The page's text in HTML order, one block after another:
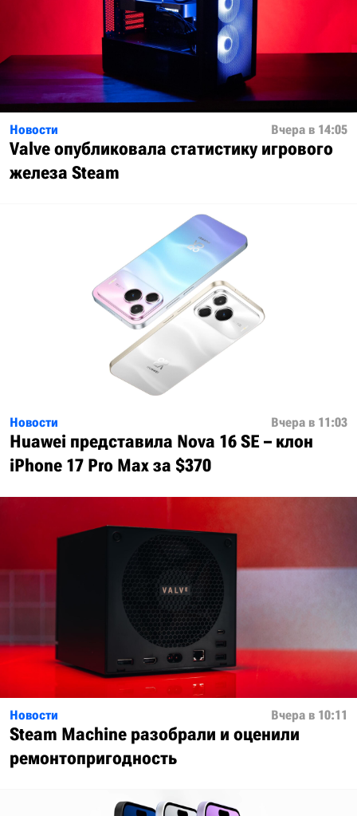
Новости Вчера в 14:05
Valve опубликовала статистику игрового
железа Steam
Новости Вчера в 11:03
Huawei представила Nova 16 SE – клон
iPhone 17 Pro Max за $370
Новости Вчера в 10:11
Steam Machine разобрали и оценили
ремонтопригодность